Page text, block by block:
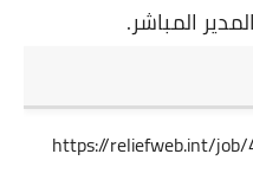
المباشر.
https://reliefweb.int/